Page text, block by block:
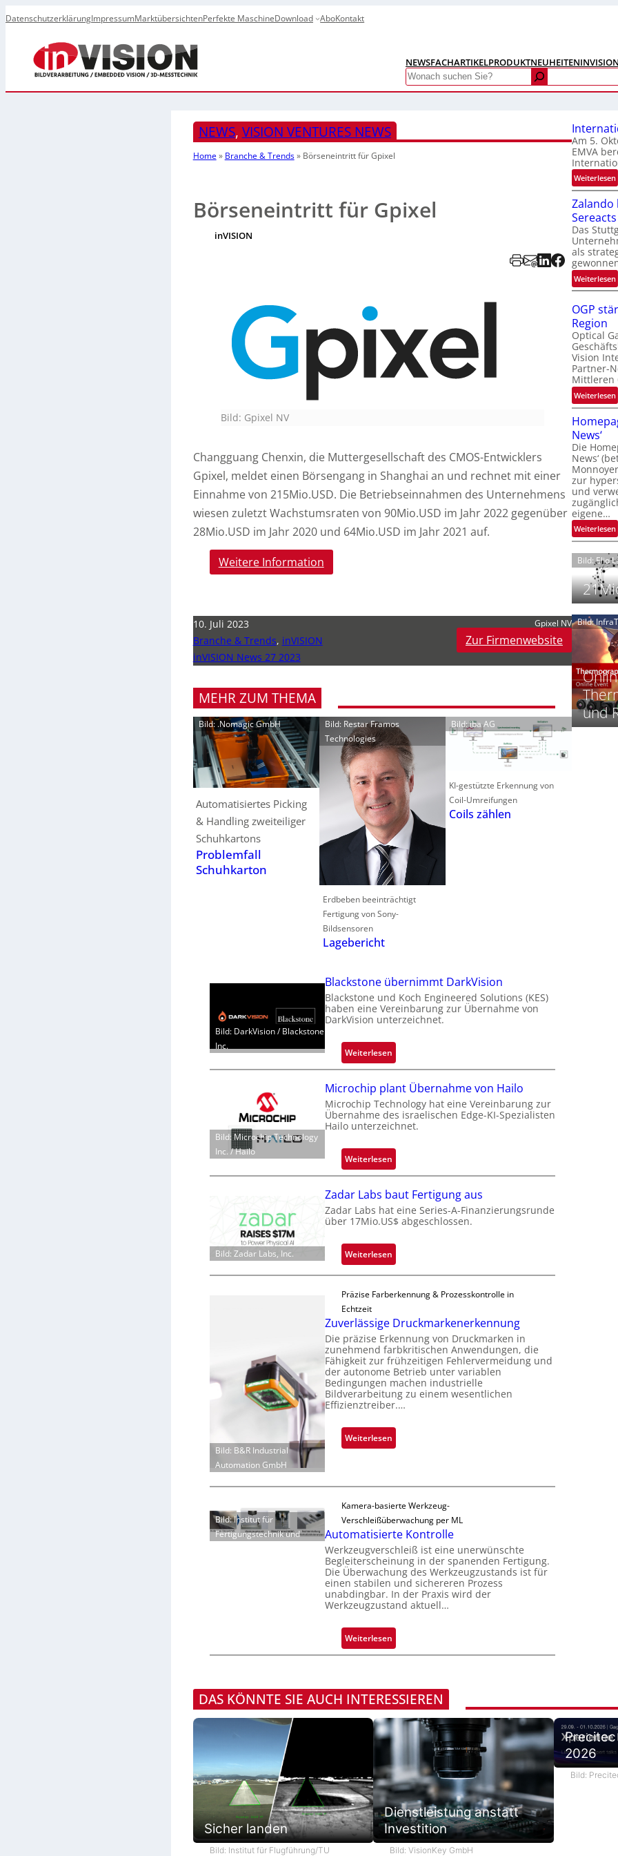
DatenschutzerklärungImpressumMarktübersichtenPerfekte MaschineDownload AboKontakt
NEWSFACHARTIKELPRODUKTNEUHEITEN
Search
NEWS, VISION VENTURES NEWS
Home» Branche & Trends» Börseneintritt für Gpixel
Börseneintritt für Gpixel
inVISION
Bild: Gpixel NV
Changguang Chenxin, die Muttergesellschaft des CMOS-Entwicklers
Gpixel, meldet einen Börsengang in Shanghai an und rechnet mit einer
Einnahme von 215Mio.USD. Die Betriebseinnahmen des Unternehmens
wiesen zuletzt Wachstumsraten von 90Mio.USD im Jahr 2022 gegenüber
28Mio.USD im Jahr 2020 und 64Mio.USD im Jahr 2021 auf.
Weitere Information
10. Juli 2023
Branche & Trends, inVISION
inVISION News 27 2023
Gpixel NV
Zur Firmenwebsite
MEHR ZUM THEMA
Bild: .Nomagic GmbH
Automatisiertes Picking
& Handling zweiteiliger
Schuhkartons
Problemfall
Schuhkarton
Bild: Restar Framos
Technologies
Erdbeben beeinträchtigt
Fertigung von Sony-
Bildsensoren
Lagebericht
Bild: iba AG
KI-gestützte Erkennung von
Coil-Umreifungen
Coils zählen
Bild: DarkVision / Blackstone
Inc.
Blackstone übernimmt DarkVision
Blackstone und Koch Engineered Solutions (KES)
haben eine Vereinbarung zur Übernahme von
DarkVision unterzeichnet.
Weiterlesen:
B
a
c
k
o
e
ü
b
r
m
t
D
a
r
k
V
s
i
Bild: Microchip Technology
Inc. / Hailo
Microchip plant Übernahme von Hailo
Microchip Technology hat eine Vereinbarung zur
Übernahme des israelischen Edge-KI-Spezialisten
Hailo unterzeichnet.
Weiterlesen:
M
c
r
c
h
i
l
n
t
Ü
b
e
a
v
o
n
H
a
i
l
o
Bild: Zadar Labs, Inc.
Zadar Labs baut Fertigung aus
Zadar Labs hat eine Series-A-Finanzierungsrunde
über 17Mio.US$ abgeschlossen.
Weiterlesen:
Z
d
r
L
a
b
s
b
u
t
r
g
u
n
g
a
u
Bild: B&R Industrial
Automation GmbH
Präzise Farberkennung & Prozesskontrolle in
Echtzeit
Zuverlässige Druckmarkenerkennung
Die präzise Erkennung von Druckmarken in
zunehmend farbkritischen Anwendungen, die
Fähigkeit zur frühzeitigen Fehlervermeidung und
der autonome Betrieb unter variablen
Bedingungen machen industrielle
Bildverarbeitung zu einem wesentlichen
Effizienztreiber.…
Weiterlesen:
Z
r
l
ä
s
s
g
e
D
r
u
m
a
r
n
e
r
k
e
n
Bild: Institut für
Fertigungstechnik und
Kamera-basierte Werkzeug-
Verschleißüberwachung per ML
Automatisierte Kontrolle
Werkzeugverschleiß ist eine unerwünschte
Begleiterscheinung in der spanenden Fertigung.
Die Überwachung des Werkzeugzustands ist für
einen stabilen und sichereren Prozess
unabdingbar. In der Praxis wird der
Werkzeugzustand aktuell…
Weiterlesen:
A
o
m
a
t
s
i
e
r
t
e
Am 5.
EMVA
Weiterlesen:
I
t
r
t
o
l
i
s
i
i
t
2
0
2
Zalando
Das
als
Weiterlesen:
l
e
t
l
i
t
s
c
r
e
c
t
s
r
OGP
Region
Optical
Vision
Partner-
Mittleren
Weiterlesen:
s
t
r
P
r
s
z
i
-
News‘
Die
News‘
zur
und
eigene…
Weiterlesen:
‚
r
s
Bild: Elio
Bild:
und
DAS KÖNNTE SIE AUCH INTERESSIEREN
Sicher landen
Bild: Institut für Flugführung/TU
Dienstleistung anstatt
Investition
Bild: VisionKey GmbH
2026
Bild: